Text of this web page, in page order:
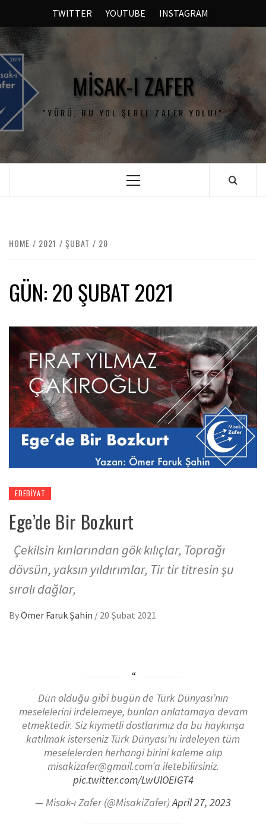
TWITTER YOUTUBE INSTAGRAM
MISAK-I ZAFER
"YÜRÜ, BU YOL ŞEREF ZAFER YOLU!"
HOME 2021 ŞUBAT 20
GÜN:20 ŞUBAT 2021
EDEBIYAT
Ege’de Bir Bozkurt
Çekilsin kınlarından gök kılıçlar, Toprağı
dövsün, yaksın yıldırımlar, Tir tir titresin şu
sıralı dağlar,
ByÖmer Faruk Şahin / 20 Şubat 2021
Dün olduğu gibi bugün de Türk Dünyası’nın
meselelerini irdelemeye, bunları anlatamaya devam
etmektedir. Siz kıymetli dostlarımız da bu haykırışa
katılmak isterseniz Türk Dünyası’nı irdeleyen tüm
meselelerden herhangi birini kaleme alıp
misakizafer@gmail.com’a iletebilirsiniz.
pic.twitter.com/LwUlOEIGT4
— Misak-ı Zafer (@MisakiZafer)April 27, 2023